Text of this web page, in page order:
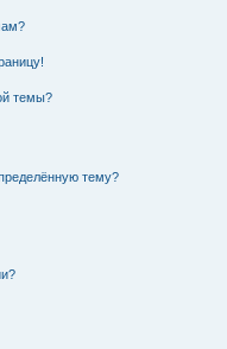
темы?
тему?